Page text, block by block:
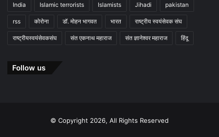
India Islamic terrorists Islamists Jihadi pakistan
rss कोरोना डॉ. मोहन भागवत भारत राष्ट्रीय स्वयंसेवक संघ
राष्ट्रीयस्वयंसेवकसंघ संत एकनाथ महाराज संत ज्ञानेश्वर महाराज हिंदू
Follow us
© Copyright 2026, All Rights Reserved